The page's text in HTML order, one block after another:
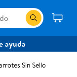
ayuda
Sin Sello